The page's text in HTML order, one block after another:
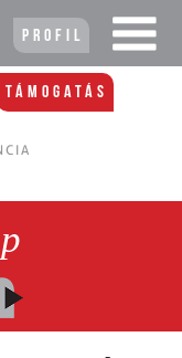
Profil
Támogatás